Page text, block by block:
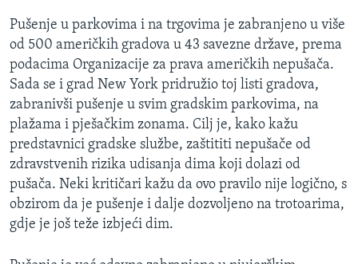
Jezici
Pušenje u parkovima i na trgovima je zabranjeno u više
od 500 američkih gradova u 43 savezne države, prema
podacima Organizacije za prava američkih nepušača.
Sada se i grad New York pridružio toj listi gradova,
zabranivši pušenje u svim gradskim parkovima, na
plažama i pješačkim zonama. Cilj je, kako kažu
predstavnici gradske službe, zaštititi nepušače od
zdravstvenih rizika udisanja dima koji dolazi od
pušača. Neki kritičari kažu da ovo pravilo nije logično, s
obzirom da je pušenje i dalje dozvoljeno na trotoarima,
gdje je još teže izbjeći dim.